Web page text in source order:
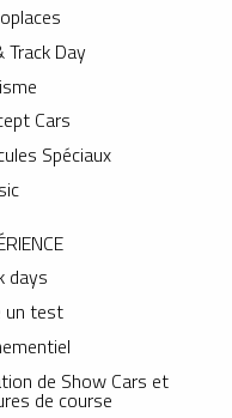
Track Day
Cars
Spéciaux
days
un test
de Show Cars et
de course